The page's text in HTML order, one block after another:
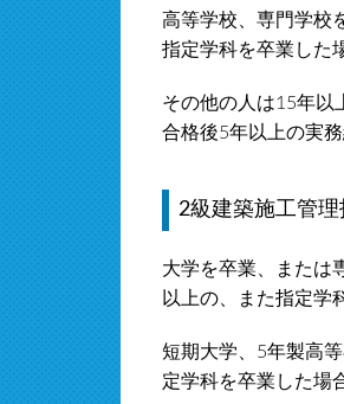
高等学校、専門学校
指定学科を卒業した
その他の人は15年以
合格後5年以上の実
2級建築施工管
大学を卒業、または
以上の、また指定学
短期大学、5年製高
定学科を卒業した場